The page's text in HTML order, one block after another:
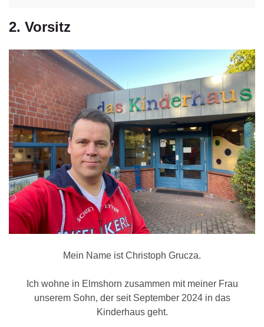
2. Vorsitz
Mein Name ist Christoph Grucza.
Ich wohne in Elmshorn zusammen mit meiner Frau
unserem Sohn, der seit September 2024 in das
Kinderhaus geht.